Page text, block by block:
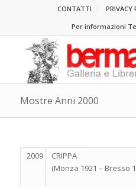
CONTATTI PRIVACY
Per informazioni
Mostre Anni 2000
2009
CRIPPA
(Monza 1921 – Bresso